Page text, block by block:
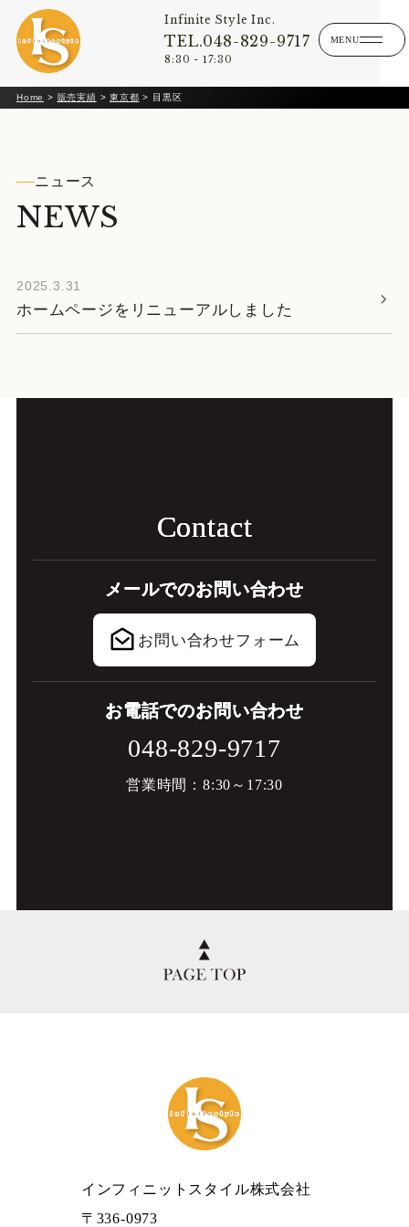
Infinite Style Inc.
TEL.048-829-9717
8:30 - 17:30
Home > 販売実績 >東京都 > 目黒区
ニュース
NEWS
2025.3.31
ホームページをリニューアルしました
Contact
メールでのお問 い合わせ
お問い合わせフォーム
お電話でのお問 い合わせ
048-829-9717
営業時間：8:30～17:30
インフィニットスタイル株式会社
〒336-0973